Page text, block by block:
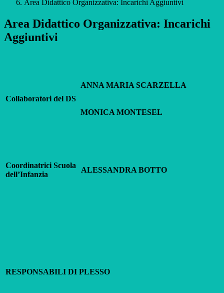
Area Didattico Organizzativa: Incarichi Aggiuntivi
Area Didattico Organizzativa: Incarichi
Aggiuntivi
Collaboratori del DS
ANNA MARIA SCARZELLA
MONICA MONTESEL
Coordinatrici Scuola
dell’Infanzia
ALESSANDRA BOTTO
RESPONSABILI DI PLESSO